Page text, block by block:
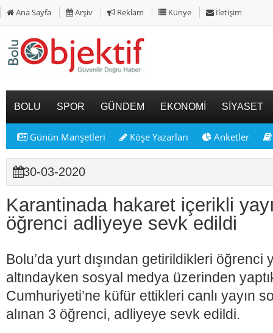
Ana Sayfa Arşiv Reklam Künye İletişim
BOLU SPOR GÜNDEM EKONOMİ SİYASET
Günün Manşetleri Köşe Yazarları Anketler
30-03-2020
Karantinada hakaret içerikli
öğrenci adliyeye sevk edildi
Bolu’da yurt dışından getirildikleri
altındayken sosyal medya üzerinden
Cumhuriyeti’ne küfür ettikleri canlı yayın
alınan 3 öğrenci, adliyeye sevk edildi.